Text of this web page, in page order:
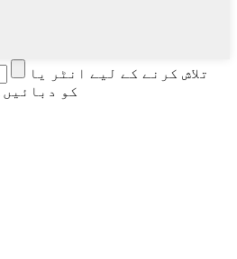
تلاش کرنے کے لیے انٹر یا
بند کرنے کے لیے ESC کو دبائیں۔